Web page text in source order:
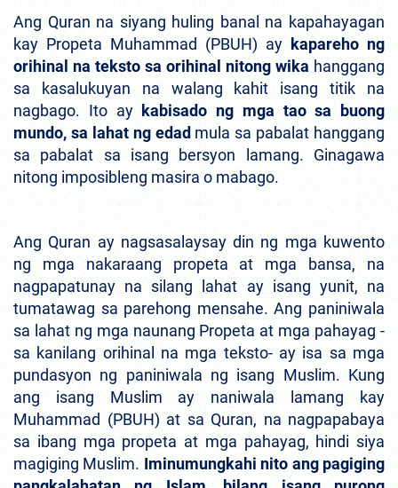
Ang Quran na siyang huling banal na kapahayagan
kay Propeta Muhammad (PBUH) ay kapareho ng
orihinal na teksto sa orihinal nitong wika hanggang
sa kasalukuyan na walang kahit isang titik na
nagbago. Ito ay kabisado ng mga tao sa buong
mundo, sa lahat ng edad mula sa pabalat hanggang
sa pabalat sa isang bersyon lamang. Ginagawa
nitong imposibleng masira o mabago.
Ang Quran ay nagsasalaysay din ng mga kuwento
ng mga nakaraang propeta at mga bansa, na
nagpapatunay na silang lahat ay isang yunit, na
tumatawag sa parehong mensahe. Ang paniniwala
sa lahat ng mga naunang Propeta at mga pahayag -
sa kanilang orihinal na mga teksto- ay isa sa mga
pundasyon ng paniniwala ng isang Muslim. Kung
ang isang Muslim ay naniwala lamang kay
Muhammad (PBUH) at sa Quran, na nagpapabaya
sa ibang mga propeta at mga pahayag, hindi siya
magiging Muslim. Iminumungkahi nito ang pagiging